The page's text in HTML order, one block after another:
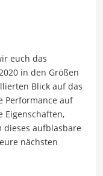
euch das
in den Größen
Blick auf das
Performance auf
Eigenschaften,
aufblasbare
nächsten